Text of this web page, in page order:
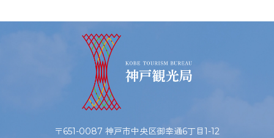
〒651-0087 神戸市中央区御幸通6丁目1-12